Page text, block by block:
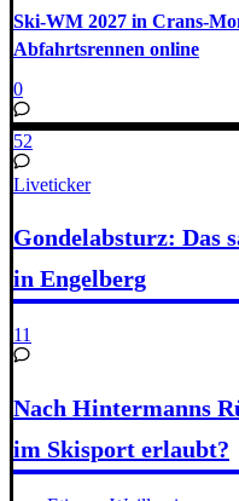
Ski-WM 2027 in Crans-
Abfahrtsrennen online
0
52
Liveticker
Gondelabsturz: Das
in Engelberg
11
Nach Hintermanns
im Skisport erlaubt?